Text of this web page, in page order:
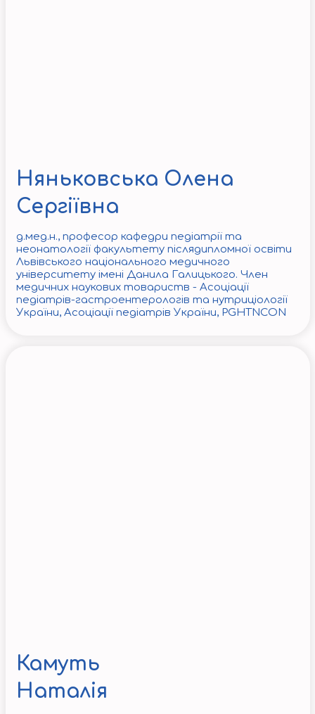
Няньковська Олена
Сергіївна
д.мед.н., професор кафедри педіатрії та
неонатології факультету післядипломної освіти
Львівського національного медичного
університету імені Данила Галицького. Член
медичних наукових товариств - Асоціації
педіатрів-гастроентерологів та нутриціології
України, Асоціації педіатрів України, PGHTNCON
Камуть
Наталія